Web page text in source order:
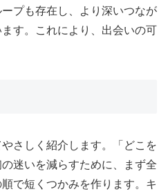
プも存在し、より深いつなが
す。これにより、出会いの可
さしく紹介します。「どこを
迷いを減らすために、まず全
で短くつかみを作ります。キ